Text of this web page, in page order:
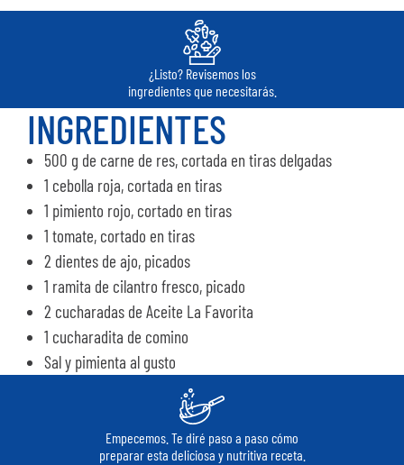
¿Listo? Revisemos los
ingredientes que necesitarás.
INGREDIENTES
500 g de carne de res, cortada en tiras delgadas
1 cebolla roja, cortada en tiras
1 pimiento rojo, cortado en tiras
1 tomate, cortado en tiras
2 dientes de ajo, picados
1 ramita de cilantro fresco, picado
2 cucharadas de Aceite La Favorita
1 cucharadita de comino
Sal y pimienta al gusto
Empecemos. Te diré paso a paso cómo
preparar esta deliciosa y nutritiva receta.